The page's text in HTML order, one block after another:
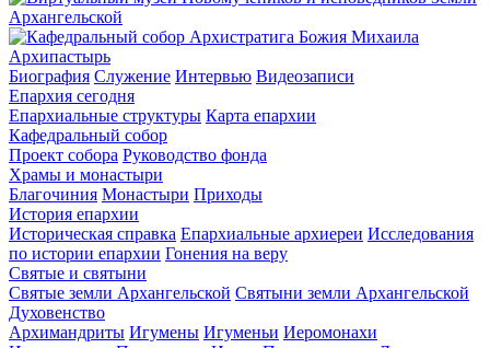
Архипастырь
Биография Служение Интервью Видеозаписи
Епархия сегодня
Епархиальные структуры Карта епархии
Кафедральный собор
Проект собора Руководство фонда
Храмы и монастыри
Благочиния Монастыри Приходы
История епархии
Историческая справка Епархиальные архиереи Исследования
по истории епархии Гонения на веру
Святые и святыни
Святые земли Архангельской Святыни земли Архангельской
Духовенство
Архимандриты Игумены Игуменьи Иеромонахи